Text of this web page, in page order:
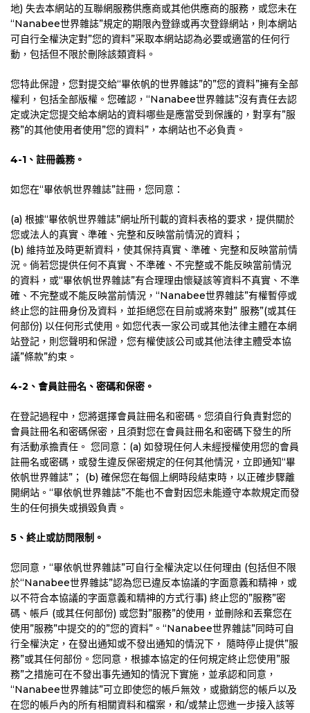
地) 失去本網站的互聯網服務供應商或其他供應商的服務，或您未在
“Nanabee世界雜誌”規定的期限內登錄或再次登錄網站，則本網站
可自行全權決定對”您的資料”采取本網站認為必要或適當的任何行
動，包括但不限於刪除該類資料。
您特此保證，您對提交給“畢依帆的世界雜誌”的”您的資料”擁有全部
權利，包括全部版權。您確認，“Nanabee世界雜誌”沒有責任去認
定或決定您提交給本網站的資料哪些是應當受到保護的，對享有”服
務”的其他使用者使用”您的資料”，本網站也不必負責。
4-1 、註冊義務。
如您在“畢依帆世界雜誌”註冊，您同意：
(a) 根據“畢依帆世界雜誌”網址所刊載的資料表格的要求，提供關於
您或法人的真實、準確、完整和反映當前情況的資料；
(b) 維持並及時更新資料，使其保持真實、準確、完整和反映當前情
況。倘若您提供任何不真實、不準確、不完整或不能反映當前情況
的資料，或“畢依帆世界雜誌”有合理理由懷疑該等資料不真實、不準
確、不完整或不能反映當前情況，“Nanabee世界雜誌”有權暫停或
終止您的註冊身份及資料，並拒絕您在目前或將來對” 服務”(或其任
何部份) 以任何形式使用。如您代表一家公司或其他法律主體在本網
站登記，則您聲明和保證，您有權使該公司或其他法律主體受本協
議”條款”約束。
4-2 、會員註冊名、密碼和保密。
在登記過程中，您將選擇會員註冊名和密碼。您須自行負責對您的
會員註冊名和密碼保密，且須對您在會員註冊名和密碼下發生的所
有活動承擔責任。 您同意：(a) 如發現任何人未經授權使用您的會員
註冊名或密碼，或發生違反保密規定的任何其他情況，立即通知“畢
依帆世界雜誌”； (b) 確保您在每個上網時段結束時，以正確步驟離
開網站。“畢依帆世界雜誌”不能也不會對因您未能遵守本款規定而發
生的任何損失或損毀負責。
5 、終止或訪問限制。
您同意，“畢依帆世界雜誌”可自行全權決定以任何理由 (包括但不限
於“Nanabee世界雜誌”認為您已違反本協議的字面意義和精神，或
以不符合本協議的字面意義和精神的方式行事) 終止您的”服務”密
碼、帳戶 (或其任何部份) 或您對”服務”的使用，並刪除和丟棄您在
使用”服務”中提交的的”您的資料”。“Nanabee世界雜誌”同時可自
行全權決定，在發出通知或不發出通知的情況下， 隨時停止提供”服
務”或其任何部份。您同意，根據本協定的任何規定終止您使用”服
務”之措施可在不發出事先通知的情況下實施，並承認和同意，
“Nanabee世界雜誌”可立即使您的帳戶無效，或撤銷您的帳戶以及
在您的帳戶內的所有相關資料和檔案，和/或禁止您進一步接入該等